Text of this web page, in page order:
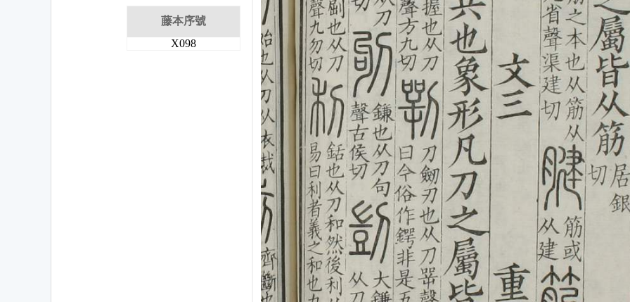
藤本序號
X098